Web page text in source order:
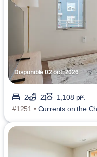
Disponible 02 oct. 2026
2 2
1,108 pi².
#1251 • Currents on the